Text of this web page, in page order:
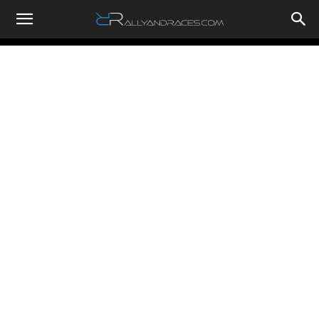
RallyandRaces.com